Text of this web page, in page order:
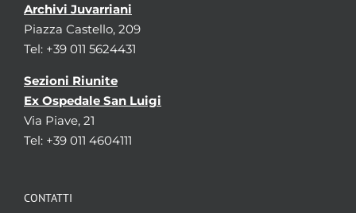
Archivi Juvarriani
Piazza Castello, 209
Tel: +39 011 5624431
Sezioni Riunite
Ex Ospedale San Luigi
Via Piave, 21
Tel: +39 011 4604111
CONTATTI